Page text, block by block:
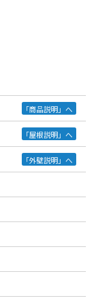
「商品説明」へ
「屋根説明」へ
「外壁説明」へ